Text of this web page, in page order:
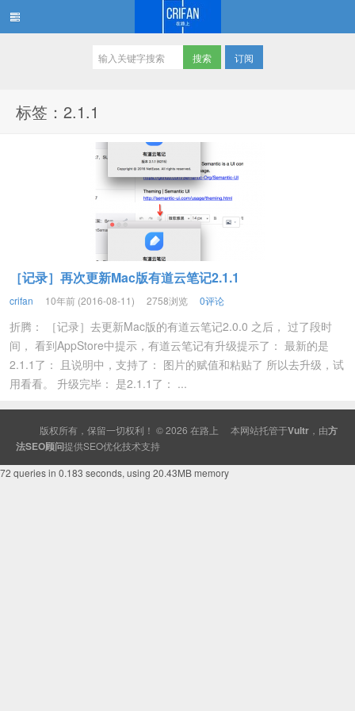
订阅
标签：2.1.1
［记录］再次更新Mac版有道云笔记2.1.1
crifan 10年前 (2016-08-11) 2758浏览 0评论
折腾： ［记录］去更新Mac版的有道云笔记2.0.0 之后， 过了段时
间， 看到AppStore中提示，有道云笔记有升级提示了： 最新的是
2.1.1了： 且说明中，支持了： 图片的赋值和粘贴了 所以去升级，试
用看看。 升级完毕： 是2.1.1了： ...
版权所有，保留一切权利！ © 2026 在路上 本网站托管于Vultr ，由方
法SEO顾问提供SEO优化技术支持
72 queries in 0.183 seconds, using 20.43MB memory